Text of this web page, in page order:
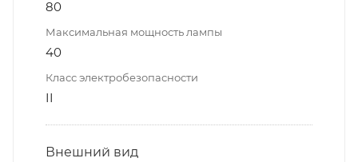
80
Максимальная мощность лампы
40
Класс электробезопасности
II
Внешний вид